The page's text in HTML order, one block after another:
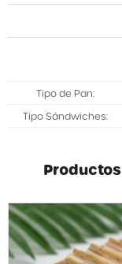
Tipo de Pan
Tipo Sándwiches